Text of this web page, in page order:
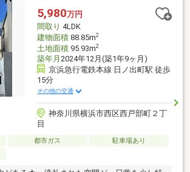
定の場所へのお迎えも対応します。
5,980万円
間取り 4LDK
建物面積88.85m2
土地面積95.93m2
築年月 2024年12月(築1年9ヶ月)
京浜急行電鉄本線 日ノ出町駅 徒歩
15分
その他の交通
神奈川県横浜市西区西戸部町２丁
目
都市ガス
駐車場あり